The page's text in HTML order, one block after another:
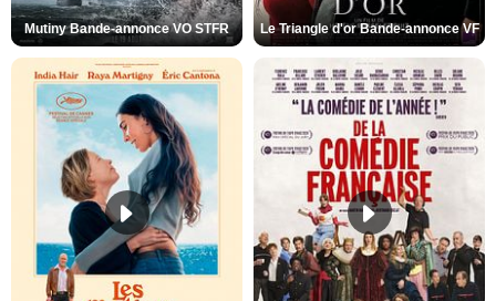
Mutiny Bande-annonce VO STFR Le Triangle d'or Bande-annonce VF